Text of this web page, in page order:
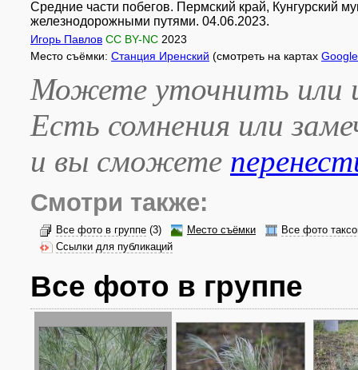
Средние части побегов. Пермский край, Кунгурский
железнодорожными путями. 04.06.2023.
Игорь Павлов CC BY-NC 2023
Место съёмки: Станция Иренский (смотреть на картах Google
Можете уточнить или
Есть сомнения или
и вы сможете
Смотри также:
Все фото в группе (3) Место съёмки
Все фото
Ссылки для публикаций
Все фото в группе